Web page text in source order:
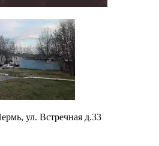
ул. Встречная д.33